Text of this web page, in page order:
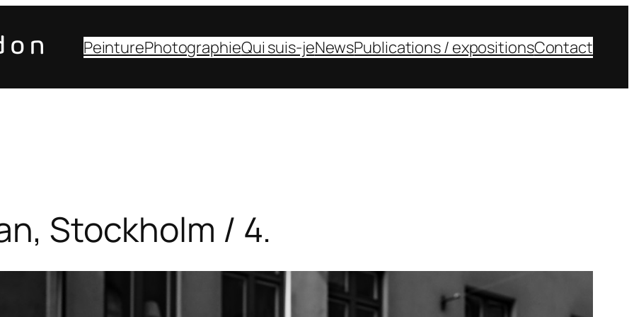
PeinturePhotographieQui suis-jeNewsPublications / expositionsContact
Stockholm / 4.